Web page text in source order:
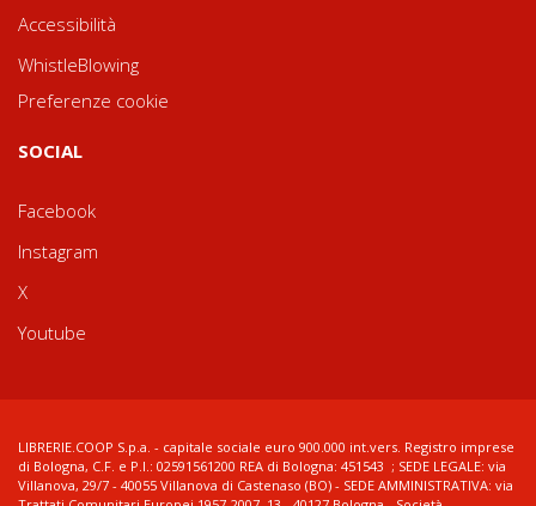
Accessibilità
WhistleBlowing
Preferenze cookie
SOCIAL
Facebook
Instagram
X
Youtube
LIBRERIE.COOP S.p.a. - capitale sociale euro 900.000 int.vers. Registro imprese
di Bologna, C.F. e P.I.: 02591561200 REA di Bologna: 451543 ; SEDE LEGALE: via
Villanova, 29/7 - 40055 Villanova di Castenaso (BO) - SEDE AMMINISTRATIVA: via